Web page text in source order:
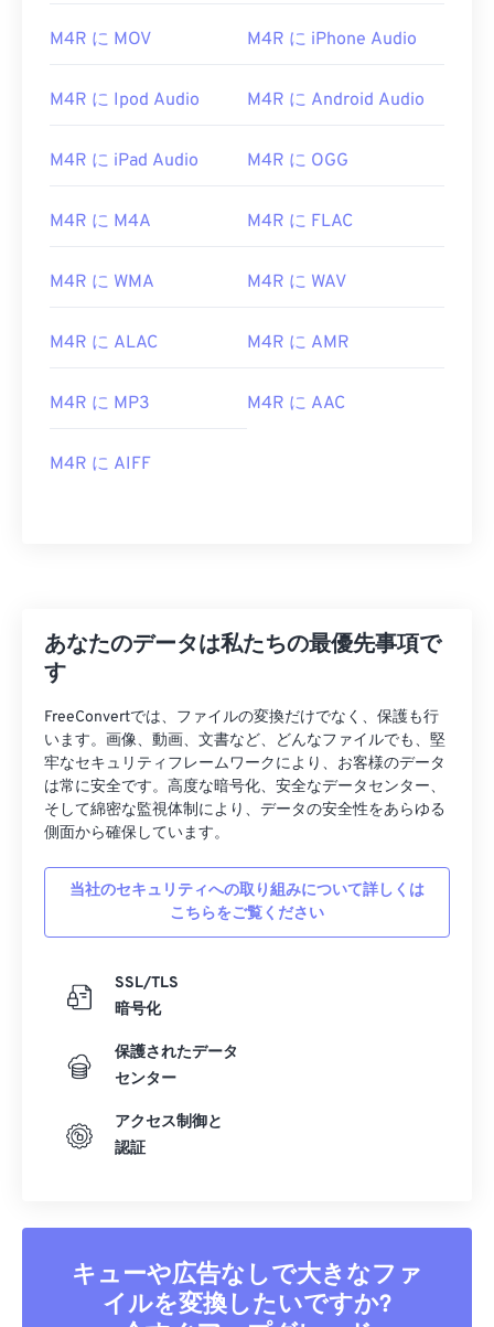
初回リリース: 2007
M4R に MOV M4R に iPhone Audio
M4R に Ipod Audio M4R に Android Audio
M4R に iPad Audio M4R に OGG
M4R に M4A M4R に FLAC
M4R に WMA M4R に WAV
M4R に ALAC M4R に AMR
M4R に MP3 M4R に AAC
M4R に AIFF
あなたのデータは私たちの最優先事項で
す
FreeConvertでは、ファイルの変換だけでなく、保護も行
います。画像、動画、文書など、どんなファイルでも、堅
牢なセキュリティフレームワークにより、お客様のデータ
は常に安全です。高度な暗号化、安全なデータセンター、
そして綿密な監視体制により、データの安全性をあらゆる
側面から確保しています。
当社のセキュリティへの取り組みについて詳しくは
こちらをご覧ください
SSL/TLS
暗号化
保護されたデータ
センター
アクセス制御と
認証
キューや広告なしで大きなファ
イルを変換したいですか?